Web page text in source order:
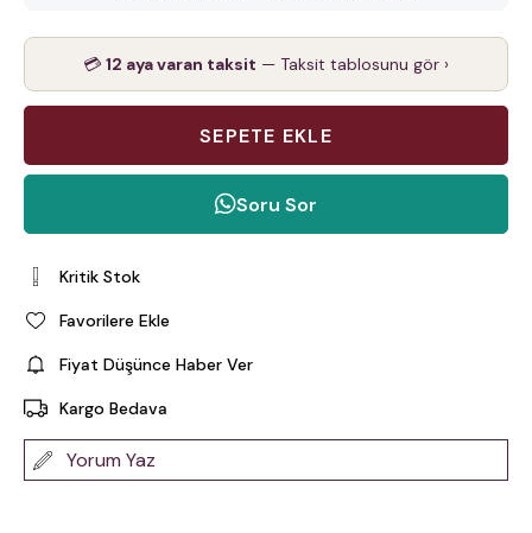
💳 12 aya varan taksit — Taksit tablosunu gör ›
Soru Sor
Kritik Stok
Favorilere Ekle
Fiyat Düşünce Haber Ver
Kargo Bedava
Yorum Yaz